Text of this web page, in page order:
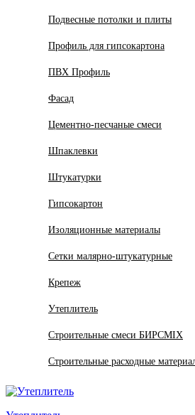
Подвесные потолки и плиты
Профиль для гипсокартона
ПВХ Профиль
Фасад
Цементно-песчаные смеси
Шпаклевки
Штукатурки
Гипсокартон
Изоляционные материалы
Сетки малярно-штукатурные
Крепеж
Утеплитель
Строительные смеси БИРСMIX
Строительные расходные